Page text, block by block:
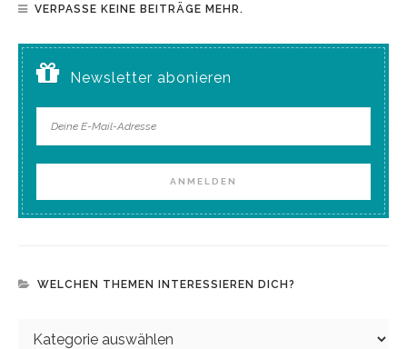
VERPASSE KEINE BEITRÄGE MEHR.
Newsletter abonieren
WELCHEN THEMEN INTERESSIEREN DICH?